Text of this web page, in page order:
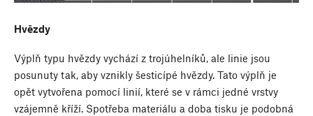
Hvězdy
Výplň typu hvězdy vychází z trojúhelníků, ale linie jsou
posunuty tak, aby vznikly šesticípé hvězdy. Tato výplň je
opět vytvořena pomocí linií, které se v rámci jedné vrstvy
vzájemně kříží. Spotřeba materiálu a doba tisku je podobná